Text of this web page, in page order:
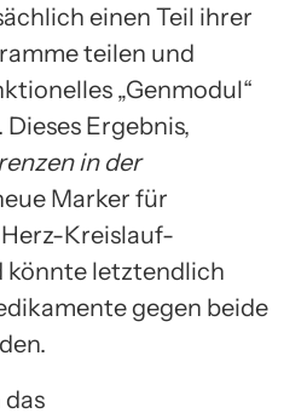
einen Teil ihrer
teilen und
„Genmodul“
Ergebnis,
in der
Marker für
Kreislauf-
könnte letztendlich
gegen beide